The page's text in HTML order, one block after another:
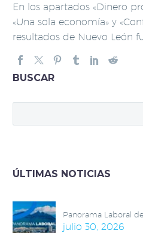
En los apartados «Dinero
«Una sola economía» y
resultados de Nuevo León
BUSCAR
ÚLTIMAS NOTICIAS
Panorama Laboral
julio 30, 2026